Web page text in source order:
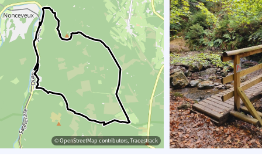
© OpenStreetMap contributors, Tracestrack